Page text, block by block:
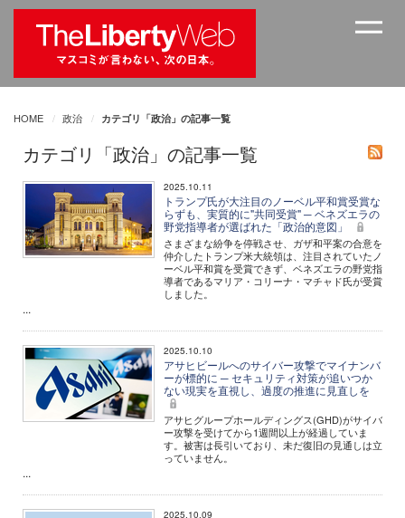
HOME 政治 カテゴリ「政治」の記事一覧
カテゴリ「政治」の記事一覧
2025.10.11
トランプ氏が大注目のノーベル平和賞受賞な
らずも、実質的に"共同受賞" ─ ベネズエラの
野党指導者が選ばれた「政治的意図」
さまざまな紛争を停戦させ、ガザ和平案の合意を
仲介したトランプ米大統領は、注目されていたノ
ーベル平和賞を受賞できず、ベネズエラの野党指
導者であるマリア・コリーナ・マチャド氏が受賞
しました。
...
2025.10.10
アサヒビールへのサイバー攻撃でマイナンバ
ーが標的に ─ セキュリティ対策が追いつか
ない現実を直視し、過度の推進に見直しを
アサヒグループホールディングス(GHD)がサイバ
ー攻撃を受けてから1週間以上が経過していま
す。被害は長引いており、未だ復旧の見通しは立
っていません。
...
2025.10.09